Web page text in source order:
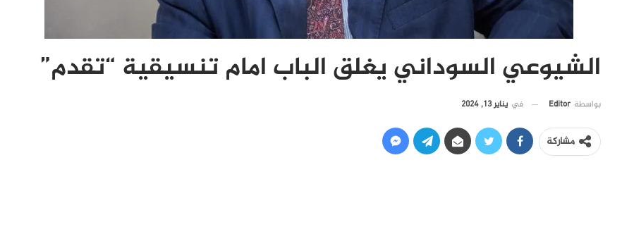
الشيوعي السوداني يغلق الباب امام تنسيقية “تقدم”
بواسطة Editor في يناير 13, 2024
مشاركة